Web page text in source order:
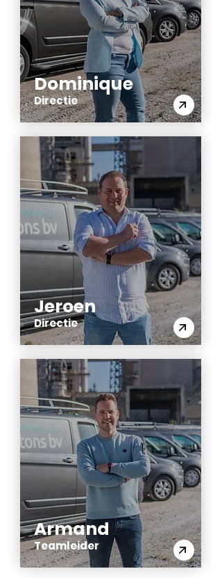
Dominique
Directie
Jeroen
Directie
Armand
Teamleider